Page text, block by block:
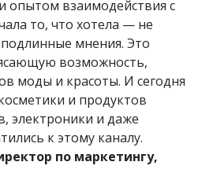
опытом взаимодействия с
то, что хотела — не
мнения. Это
возможность,
моды и красоты. И сегодня
и продуктов
электроники и даже
к этому каналу.
по маркетингу,